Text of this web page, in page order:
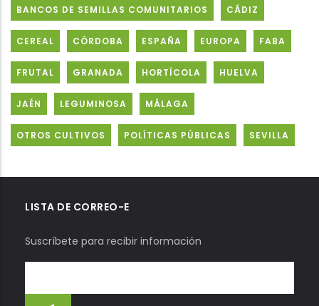
BANCOS DE SEMILLAS COMUNITARIOS CÁDIZ
CEREAL CÓRDOBA ESPAÑA EUROPA FABA
FRUTAL GRANADA HORTÍCOLA HUELVA
JAÉN LEGUMINOSA MÁLAGA
OTROS CULTIVOS POLÍTICAS PÚBLICAS SEVILLA
LISTA DE CORREO-E
Suscríbete para recibir información